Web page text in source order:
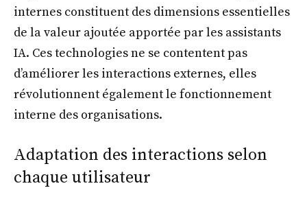
internes constituent des dimensions essentielles
de la valeur ajoutée apportée par les assistants
IA. Ces technologies ne se contentent pas
d’améliorer les interactions externes, elles
révolutionnent également le fonctionnement
interne des organisations.
Adaptation des interactions selon
chaque utilisateur